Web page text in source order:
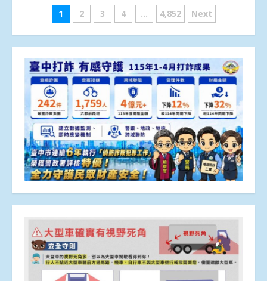
文
章
分
頁
1 2 3 4 ... 4,852 Next